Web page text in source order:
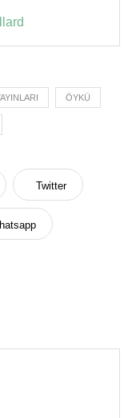
ÖYKÜ
Twitter